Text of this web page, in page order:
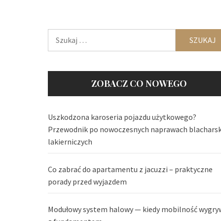
Szukaj:
ZOBACZ CO NOWEGO
Uszkodzona karoseria pojazdu użytkowego?
Przewodnik po nowoczesnych naprawach
lakierniczych
Co zabrać do apartamentu z jacuzzi – praktyczne
porady przed wyjazdem
Modułowy system halowy — kiedy mobilność